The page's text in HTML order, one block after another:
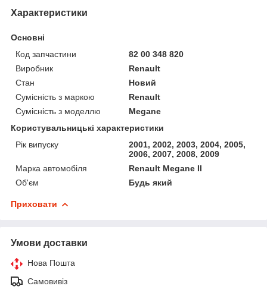
Характеристики
Основні
Код запчастини
82 00 348 820
Виробник
Renault
Стан
Новий
Сумісність з маркою
Renault
Сумісність з моделлю
Megane
Користувальницькі характеристики
Рік випуску
2001, 2002, 2003, 2004, 2005,
2006, 2007, 2008, 2009
Марка автомобіля
Renault Megane II
Об'єм
Будь який
Приховати
Умови доставки
Нова Пошта
Самовивіз